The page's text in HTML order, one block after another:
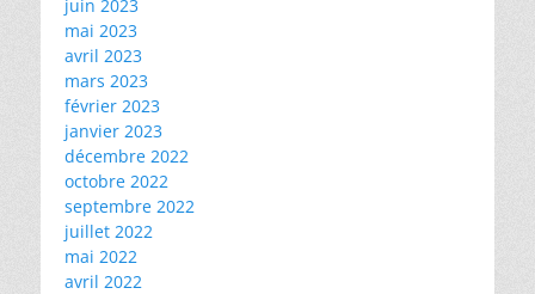
juin 2023
mai 2023
avril 2023
mars 2023
février 2023
janvier 2023
décembre 2022
octobre 2022
septembre 2022
juillet 2022
mai 2022
avril 2022